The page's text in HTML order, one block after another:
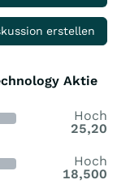
erstellen
Aktie
Hoch
25,20
Hoch
18,500